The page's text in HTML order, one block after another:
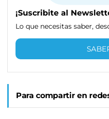
¡Suscribite al
Lo que necesitas saber,
Para compartir en